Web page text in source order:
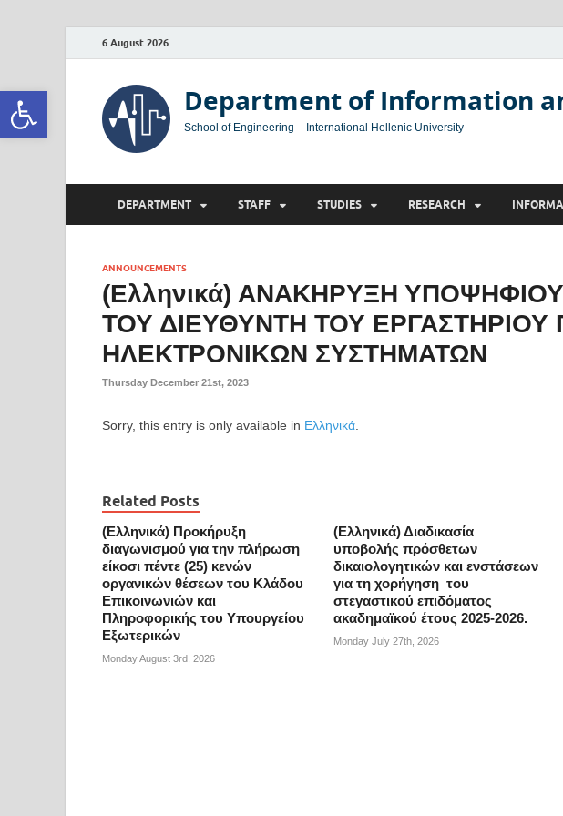
Open toolbar
6 August 2026
Department of Information
School of Engineering – International Hellenic University
DEPARTMENT STAFF STUDIES RESEARCH
ANNOUNCEMENTS
(Ελληνικά) ΑΝΑΚΗΡΥΞΗ
ΤΟΥ ΔΙΕΥΘΥΝΤΗ ΤΟΥ
ΗΛΕΚΤΡΟΝΙΚΩΝ ΣΥΣΤΗΜΑΤΩΝ
Thursday December 21st, 2023
Sorry, this entry is only available in Ελληνικά
Related Posts
(Ελληνικά) Προκήρυξη
διαγωνισμού για την πλήρωση
είκοσι πέντε (25) κενών
οργανικών θέσεων του Κλάδου
Επικοινωνιών και
Πληροφορικής του Υπουργείου
Εξωτερικών
Monday August 3rd, 2026
(Ελληνικά) Διαδικασία
υποβολής πρόσθετων
δικαιολογητικών και ενστάσεων
για τη χορήγηση του
στεγαστικού επιδόματος
ακαδημαϊκού έτους 2025-2026.
Monday July 27th, 2026